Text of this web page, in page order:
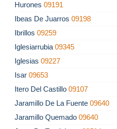
Hurones 09191
Ibeas De Juarros 09198
Ibrillos 09259
Iglesiarrubia 09345
Iglesias 09227
Isar 09653
Itero Del Castillo 09107
Jaramillo De La Fuente 09640
Jaramillo Quemado 09640